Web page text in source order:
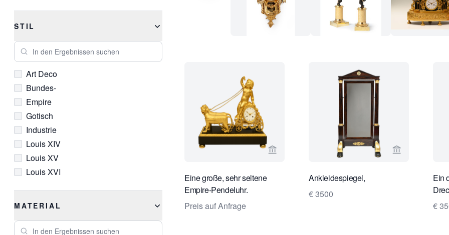
STIL
In den Ergebnissen suchen
Art Deco
Bundes-
Empire
Gotisch
Industrie
Louis XIV
Louis XV
Louis XVI
Rokoko
MATERIAL
In den Ergebnissen suchen
Verkaeuferseite von Limburg Antiquairs ansehen
Eine große, sehr seltene
Empire-Pendeluhr.
Preis auf Anfrage
Ankleidespiegel,
€ 3500
Ein
€